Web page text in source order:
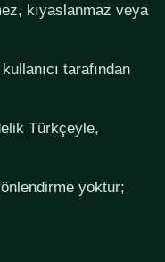
kıyaslanmaz veya
tarafından
Türkçeyle,
yoktur;